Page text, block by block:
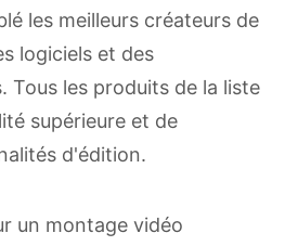
les meilleurs créateurs de
logiciels et des
Tous les produits de la liste
supérieure et de
d'édition.
un montage vidéo